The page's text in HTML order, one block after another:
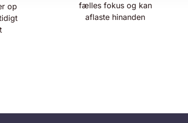
op
fælles fokus og kan
aflaste hinanden